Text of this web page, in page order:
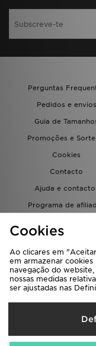
Perguntas
Pedidos e envios
Guia de
Promoções e
Cookies
Contacto
Ajuda e
Programa de
Cookies
Ao clicares em
em armazenar
navegação do
nossas medidas
ser ajustadas nas